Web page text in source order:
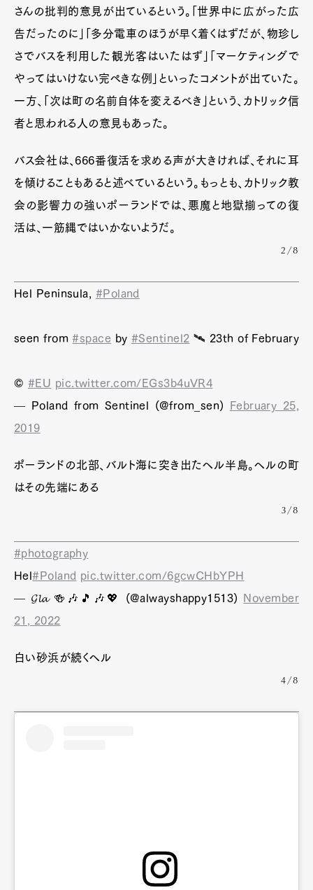
さんの批判的意見が出ているという。「世界中に広がった広
告だったのに」「多分電車のほうが早く着くはずだが、物珍し
さでバスを利用した観光客はいたはず」「マーケティングで
やってはいけない完ぺきな例」といったコメントが出ていた。
一方、「次は町の名前自体を変えるべき」という、カトリック信
者と思われる人の意見もあった。
バス会社は、666番復活を求める声が大きければ、それに耳
を傾けることもあると述べているという。もっとも、カトリック教
会の影響力の強いポーランドでは、悪魔と地獄揃っての復
活は、一筋縄ではいかないようだ。
2/8
Hel Peninsula, #Poland
seen from#space by #Sentinel2 🛰️ 23th of February
© #EU pic.twitter.com/EGs3b4uVR4
— Poland from Sentinel (@from_sen)
February 25,
2019
ポーランドの北部、バルト海に突き出たヘル半島。ヘルの町
はその先端にある
3/8
#photography
Hel#Poland pic.twitter.com/6gcwCHbYPH
— 𝓖𝓵𝓪 🍻🎶🎵🎶💖 (@alwayshappy1513) November
21, 2022
白い砂浜が続くヘル
4/8